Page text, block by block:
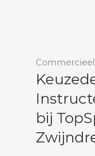
Commercieel
bij